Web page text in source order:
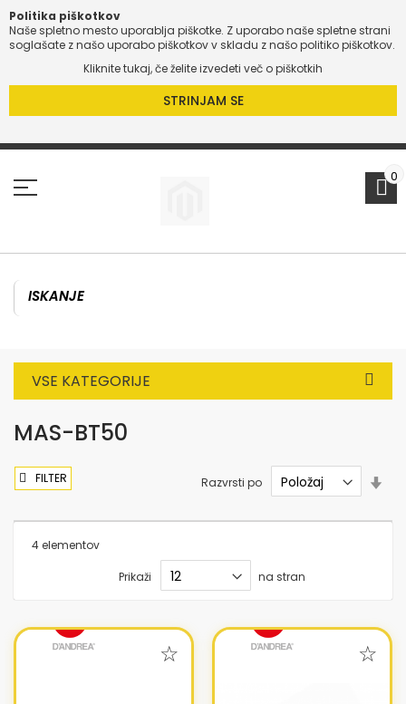
Politika piškotkov
Naše spletno mesto uporablja piškotke. Z uporabo naše spletne strani
soglašate z našo uporabo piškotkov v skladu z našo politiko piškotkov.
Kliknite tukaj, če želite izvedeti več o piškotkih
STRINJAM SE
Preskoči
0
VSE KATEGORIJE
MAS-BT50
4elementov
Prikaži na stran
Razvrsti po
FILTER